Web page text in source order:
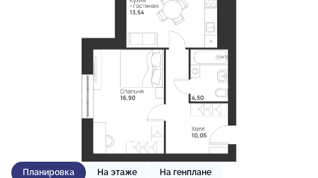
Планировка На этаже На генплане